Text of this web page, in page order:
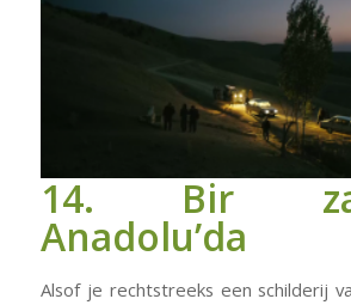
14. Bir
Anadolu’da
Alsof je rechtstreeks een schilderij